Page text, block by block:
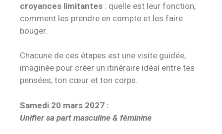
croyances limitantes : quelle est leur fonction,
comment les prendre en compte et les faire
bouger.
Chacune de ces étapes est une visite guidée,
imaginée pour créer un itinéraire idéal entre tes
pensées, ton cœur et ton corps.
Samedi 20 mars 2027 :
Unifier sa part masculine & féminine